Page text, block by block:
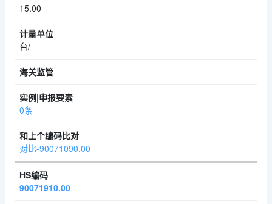
15.00
台/
0条
对比-90071090.00
90071910.00